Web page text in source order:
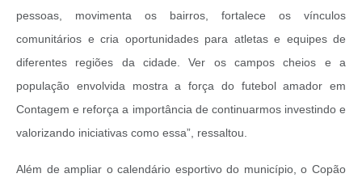
pessoas, movimenta os bairros, fortalece os vínculos
comunitários e cria oportunidades para atletas e equipes de
diferentes regiões da cidade. Ver os campos cheios e a
população envolvida mostra a força do futebol amador em
Contagem e reforça a importância de continuarmos investindo e
valorizando iniciativas como essa”, ressaltou.
Além de ampliar o calendário esportivo do município, o Copão